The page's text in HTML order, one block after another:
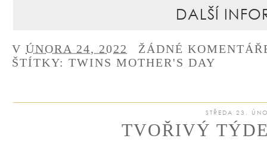
DALŠÍ
V ÚNORA 24, 2022
ŽÁDNÉ
ŠTÍTKY: TWINS MOTHER'S DAY
STŘEDA 23.
TVOŘIVÝ